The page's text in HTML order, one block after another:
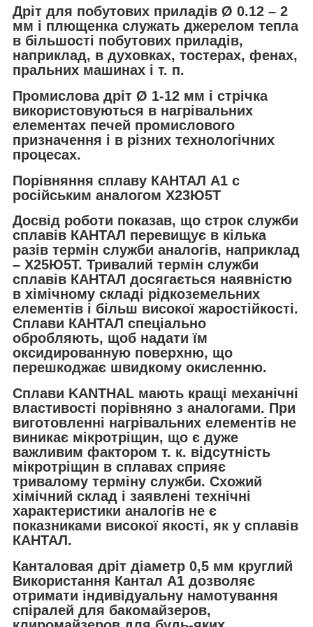
Дріт для побутових приладів Ø 0.12 – 2
мм і плющенка служать джерелом тепла
в більшості побутових приладів,
наприклад, в духовках, тостерах, фенах,
пральних машинах і т. п.
Промислова дріт Ø 1-12 мм і стрічка
використовуються в нагрівальних
елементах печей промислового
призначення і в різних технологічних
процесах.
Порівняння сплаву КАНТАЛ A1 c
російським аналогом Х23Ю5Т
Досвід роботи показав, що строк служби
сплавів КАНТАЛ перевищує в кілька
разів термін служби аналогів, наприклад
– Х25Ю5Т. Тривалий термін служби
сплавів КАНТАЛ досягається наявністю
в хімічному складі рідкоземельних
елементів і більш високої жаростійкості.
Сплави КАНТАЛ спеціально
обробляють, щоб надати їм
оксидированную поверхню, що
перешкоджає швидкому окисленню.
Сплави KANTHAL мають кращі механічні
властивості порівняно з аналогами. При
виготовленні нагрівальних елементів не
виникає мікротріщин, що є дуже
важливим фактором т. к. відсутність
мікротріщин в сплавах сприяє
тривалому терміну служби. Схожий
хімічний склад і заявлені технічні
характеристики аналогів не є
показниками високої якості, як у сплавів
КАНТАЛ.
Канталовая дріт діаметр 0,5 мм круглий
Використання Кантал А1 дозволяє
отримати індивідуальну намотування
спіралей для бакомайзеров,